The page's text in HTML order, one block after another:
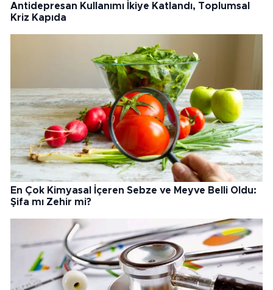
Antidepresan Kullanımı İkiye Katlandı, Toplumsal
Kriz Kapıda
En Çok Kimyasal İçeren Sebze ve Meyve Belli Oldu:
Şifa mı Zehir mi?